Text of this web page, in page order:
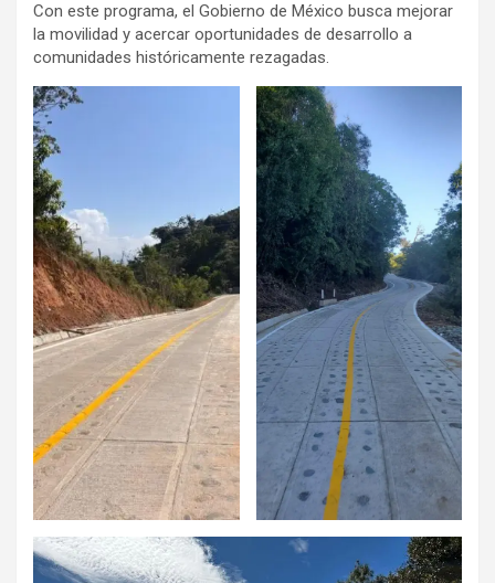
Con este programa, el Gobierno de México busca mejorar
la movilidad y acercar oportunidades de desarrollo a
comunidades históricamente rezagadas.